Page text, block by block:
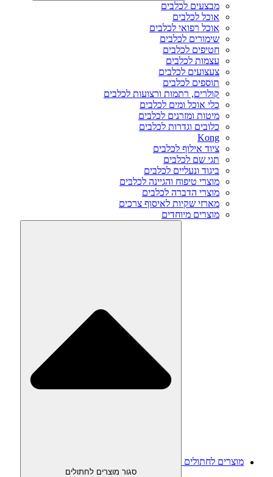
מבצעים לכלבים
אוכל לכלבים
אוכל רפואי לכלבים
שימורים לכלבים
חטיפים לכלבים
עצמות לכלבים
צעצועים לכלבים
תוספים לכלבים
קולרים, רתמות ורצועות לכלבים
כלי אוכל ומים לכלבים
מיטות ומזרנים לכלבים
כלובים וגדרות לכלבים
Kong
ציוד אילוף לכלבים
תגי שם לכלבים
ביגוד ונעליים לכלבים
מוצרי טיפוח והגיינה לכלבים
מוצרי הדברה לכלבים
מארזי שקיות לאיסוף צרכים
מוצרים מיוחדים
מוצרים לחתולים
סגור מוצרים לחתולים